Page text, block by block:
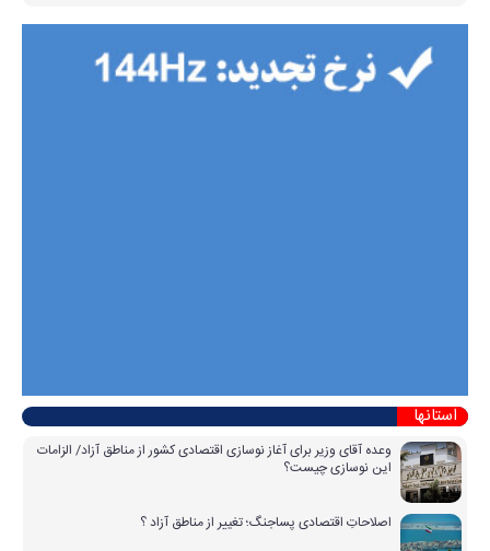
استانها
وعده آقای وزیر برای آغاز نوسازی اقتصادی کشور از مناطق آزاد/ الزامات
این نوسازی چیست؟
اصلاحاتِ اقتصادی پساجنگ؛ تغییر از مناطق آزاد ؟